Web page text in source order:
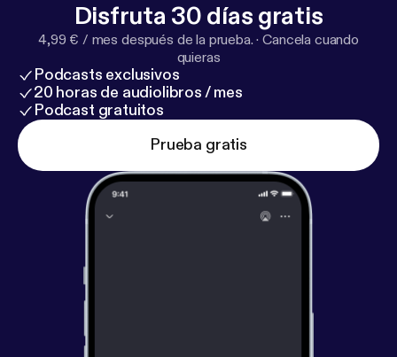
Disfruta 30 días gratis
4,99 € / mes después de la prueba. ·Cancela cuando
quieras
Podcasts exclusivos
20 horas de audiolibros / mes
Podcast gratuitos
Prueba gratis